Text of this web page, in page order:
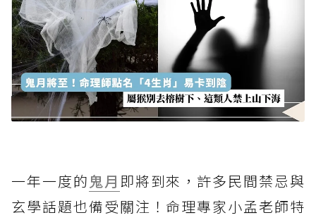
一年一度的鬼月 即將到來，許多民間禁忌與
玄學話題也備受關注！命理專家小孟老師特